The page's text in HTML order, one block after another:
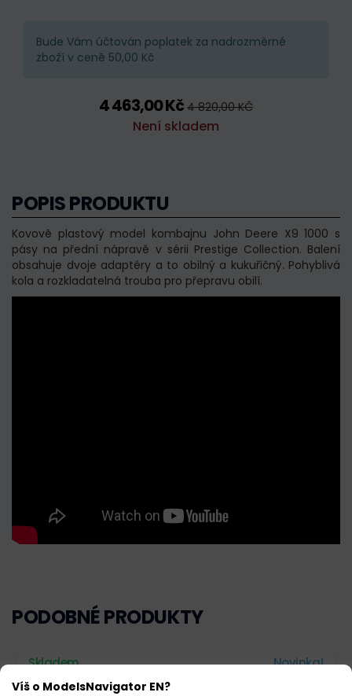
Bude Vám účtován poplatek za nadrozměrné
zboží v ceně 50,00 Kč
4 463,00 Kč 4 820,00 KČ
Není skladem
POPIS PRODUKTU
Kovově plastový model kombajnu John Deere X9 1000 s
pásy na přední nápravě v sérii Prestige Collection. Balení
obsahuje dvoje adaptéry a to obilný a kukuřičný. Pohyblivá
kola a rozkladatelná trouba pro přepravu obilí.
PODOBNÉ PRODUKTY
Skladem Novinka!
Víš o ModelsNavigator EN?